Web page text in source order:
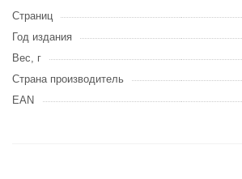
Страниц
Год издания
Вес, г
Страна производитель
EAN